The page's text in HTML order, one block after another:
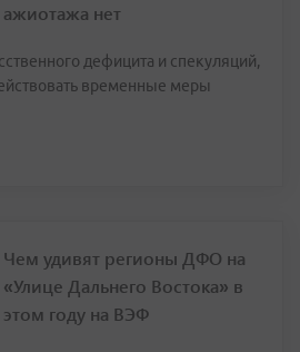
ажиотажа нет
дефицита и спекуляций,
временные меры
Чем удивят регионы ДФО на
«Улице Дальнего Востока» в
этом году на ВЭФ